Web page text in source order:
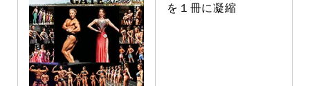
を１冊に凝縮